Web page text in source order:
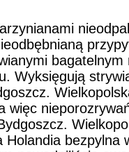
Wyksięgują
więc
Holandia bezpylna